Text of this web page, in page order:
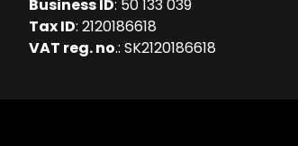
Business ID: 50 133 039
Tax ID: 2120186618
VAT reg. no.: SK2120186618